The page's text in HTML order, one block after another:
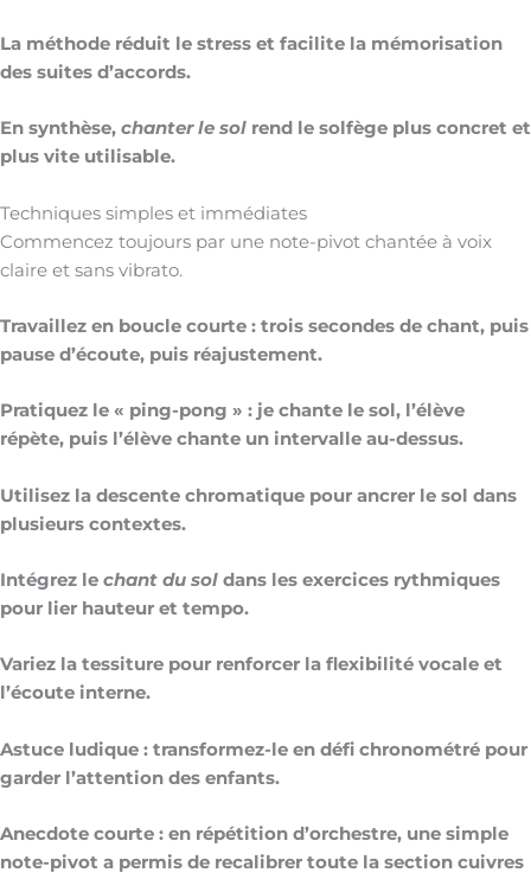
La méthode réduit le stress et facilite la mémorisation
des suites d’accords.
En synthèse, chanter le sol rend le solfège plus concret et
plus vite utilisable.
Techniques simples et immédiates
Commencez toujours par une note-pivot chantée à voix
claire et sans vibrato.
Travaillez en boucle courte : trois secondes de chant, puis
pause d’écoute, puis réajustement.
Pratiquez le « ping-pong » : je chante le sol, l’élève
répète, puis l’élève chante un intervalle au-dessus.
Utilisez la descente chromatique pour ancrer le sol dans
plusieurs contextes.
Intégrez le chant du sol dans les exercices rythmiques
pour lier hauteur et tempo.
Variez la tessiture pour renforcer la flexibilité vocale et
l’écoute interne.
Astuce ludique : transformez-le en défi chronométré pour
garder l’attention des enfants.
Anecdote courte : en répétition d’orchestre, une simple
note-pivot a permis de recalibrer toute la section cuivres